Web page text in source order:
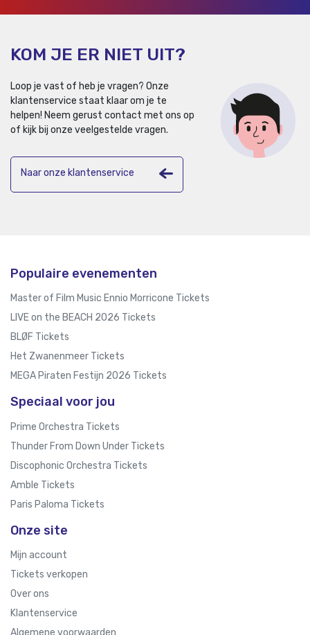
KOM JE ER NIET UIT?
Loop je vast of heb je vragen? Onze
klantenservice staat klaar om je te
helpen! Neem gerust contact met ons op
of kijk bij onze veelgestelde vragen.
Naar onze klantenservice
Populaire evenementen
Master of Film Music Ennio Morricone Tickets
LIVE on the BEACH 2026 Tickets
BLØF Tickets
Het Zwanenmeer Tickets
MEGA Piraten Festijn 2026 Tickets
Speciaal voor jou
Prime Orchestra Tickets
Thunder From Down Under Tickets
Discophonic Orchestra Tickets
Amble Tickets
Paris Paloma Tickets
Onze site
Mijn account
Tickets verkopen
Over ons
Klantenservice
Algemene voorwaarden